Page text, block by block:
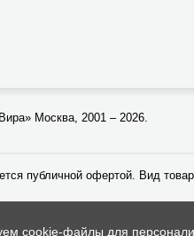
Москва, 2001 – 2026.
публичной офертой. Вид
cookie-файлы для